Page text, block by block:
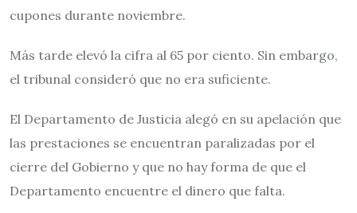
cupones durante noviembre.
Más tarde elevó la cifra al 65 por ciento. Sin embargo,
el tribunal consideró que no era suficiente.
El Departamento de Justicia alegó en su apelación que
las prestaciones se encuentran paralizadas por el
cierre del Gobierno y que no hay forma de que el
Departamento encuentre el dinero que falta.